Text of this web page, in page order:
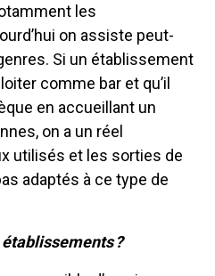
les
on assiste peut-
Si un établissement
comme bar et qu’il
en accueillant un
on a un réel
utilisés et les sorties de
adaptés à ce type de
?